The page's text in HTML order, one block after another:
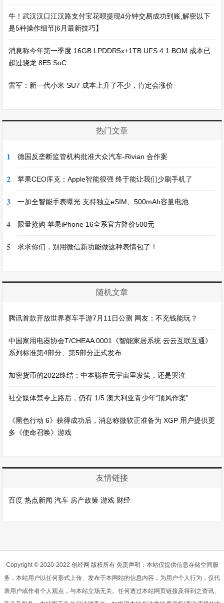
牛！武汉汉口江汉路支付宝花呗提现4分钟交易成功到账,解密以下
是5种操作细节[6月最新技巧】
消息称今年第一季度 16GB LPDDR5x+1TB UFS 4.1 BOM 成本已
超过骁龙 8E5 SoC
雷军：新一代小米 SU7 成本上升了不少，肯定会涨价
热门文章
1 德国反垄断监管机构批准大众汽车-Rivian 合作案
2 苹果CEO库克：Apple智能很强 终于能让我们少刷手机了
3 一加全智能手表曝光 支持独立eSIM、500mAh容量电池
4 限量抢购 苹果iPhone 16全系官方降价500元
5 求求你们，别用微信新功能做这种表情包了！
随机文章
腾讯首款开放世界赛车手游7月11日公测 网友：不充钱能玩？
中国家用电器协会T/CHEAA 0001《智能家居系统 云云互联互通》
系列标准第4部分、第5部分正式发布
加密货币的2022终结：中本聪在元宇宙里发笑，还是哭泣
社交媒体禁令上路后，仍有 1/5 澳大利亚青少年“顶风作案”
《黑色行动 6》获得成功后，消息称微软正准备为 XGP 用户提供更
多《使命召唤》游戏
友情链接
百度 热点新闻 汽车 房产政策 游戏 财经
Copyright © 2020-2022 创经网 版权所有 免责声明：本站仅提供信息存储空间服
务，本站用户以任何形式上传、发布于本网站的信息内容，为用户个人行为，仅代
表用户或作者个人观点，与本站立场无关。任何透过本站网页链接及得到之资讯、